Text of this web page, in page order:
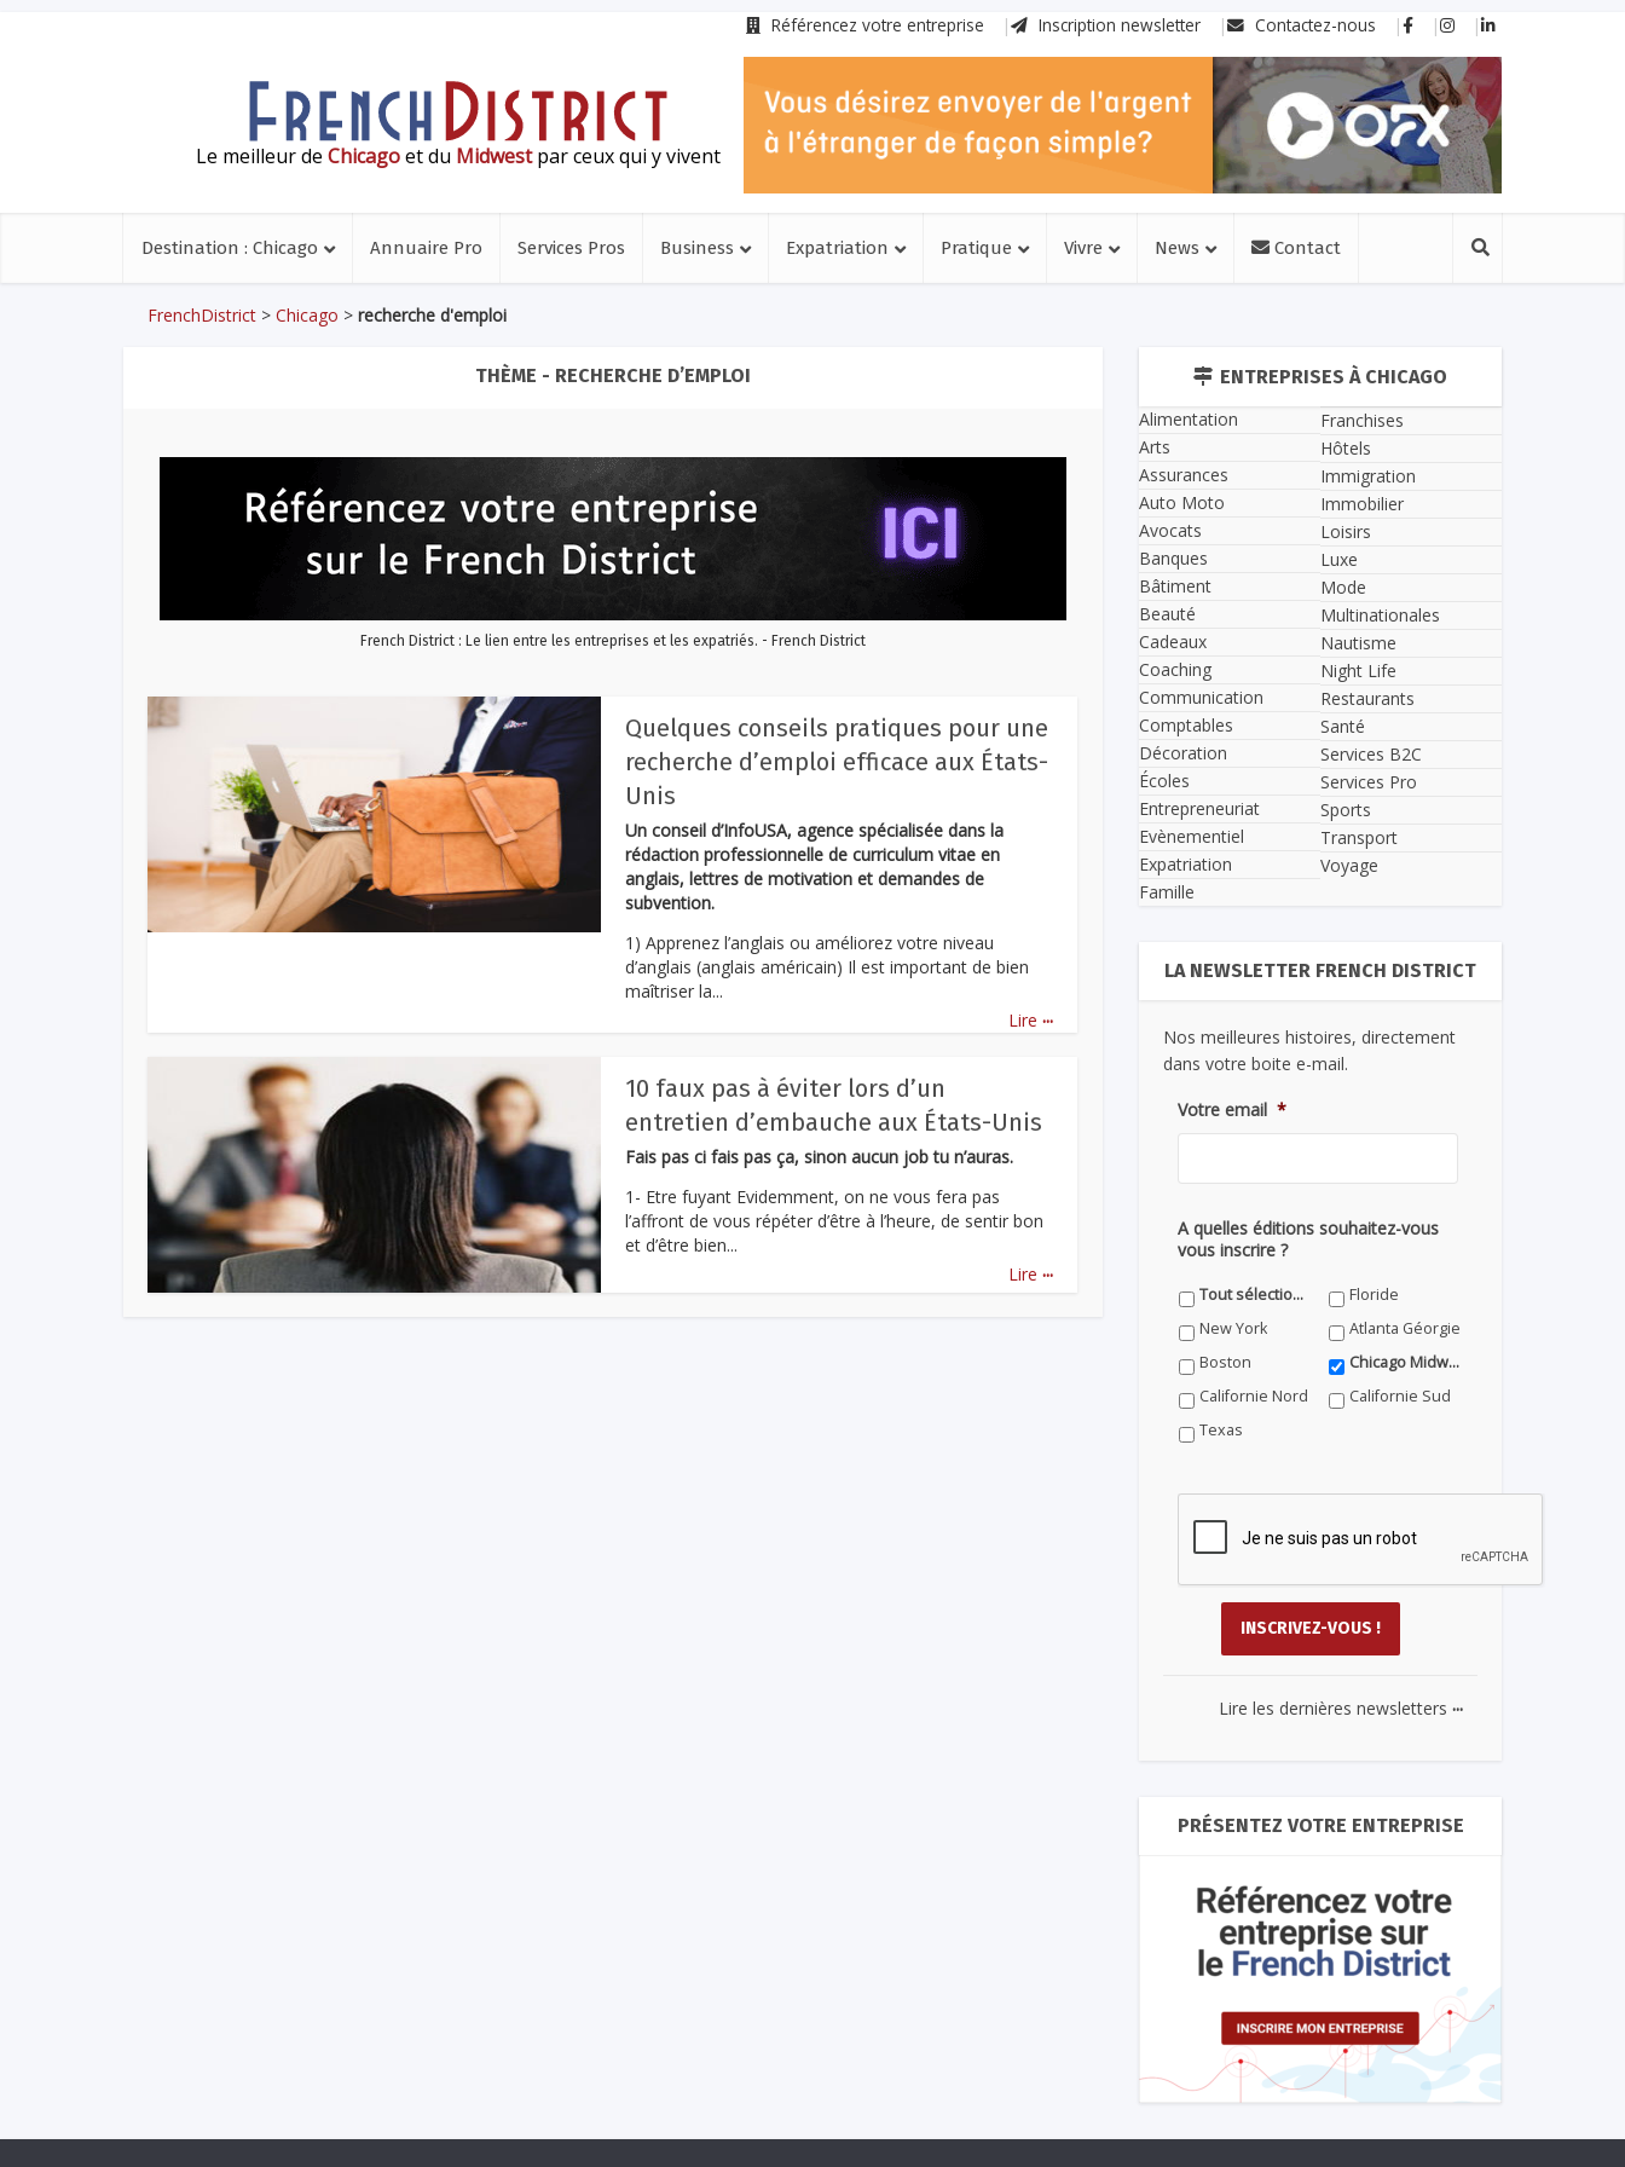
Référencez votre entreprise Inscription newsletter Contactez-nous
Le meilleur de Chicagoet du Midwestpar ceux qui y vivent
Destination : Chicago Annuaire Pro Services Pros Business Expatriation Pratique Vivre News Contact
FrenchDistrict > Chicago > recherche d'emploi
THÈME - RECHERCHE D’EMPLOI
French District : Le lien entre les entreprises et les expatriés. - French District
Quelques conseils pratiques pour une
recherche d’emploi efficace aux États-
Unis
Un conseil d’InfoUSA, agence spécialisée dans la
rédaction professionnelle de curriculum vitae en
anglais, lettres de motivation et demandes de
subvention.
1) Apprenez l’anglais ou améliorez votre niveau
d’anglais (anglais américain) Il est important de bien
maîtriser la...
Lire ...
10 faux pas à éviter lors d’un
entretien d’embauche aux États-Unis
Fais pas ci fais pas ça, sinon aucun job tu n’auras.
1- Etre fuyant Evidemment, on ne vous fera pas
l’affront de vous répéter d’être à l’heure, de sentir bon
et d’être bien...
Lire ...
ENTREPRISES À CHICAGO
Alimentation
Arts
Assurances
Auto Moto
Avocats
Banques
Bâtiment
Beauté
Cadeaux
Coaching
Communication
Comptables
Décoration
Écoles
Entrepreneuriat
Evènementiel
Expatriation
Famille
Franchises
Hôtels
Immigration
Immobilier
Loisirs
Luxe
Mode
Multinationales
Nautisme
Night Life
Restaurants
Santé
Services B2C
Services Pro
Sports
Transport
Voyage
LA NEWSLETTER FRENCH DISTRICT
Nos meilleures histoires, directement
dans votre boite e-mail.
Votre email *
A quelles éditions souhaitez-vous
vous inscrire ?
Tout sélectionner
Floride
New York
Atlanta Géorgie
Boston
Chicago Midwest
Californie Nord
Californie Sud
Texas
Lire les dernières newsletters ...
PRÉSENTEZ VOTRE ENTREPRISE